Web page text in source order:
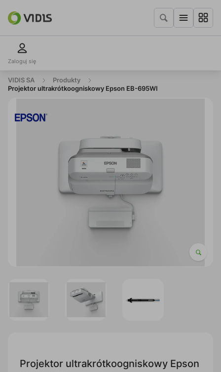
Zaloguj się
VIDIS SA
Produkty
Projektor ultrakrótkoogniskowy Epson EB-695WI
Projektor ultrakrótkoogniskowy Epson